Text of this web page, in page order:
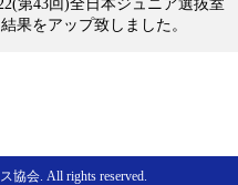
果をアップ致しました。
協会. All rights reserved.